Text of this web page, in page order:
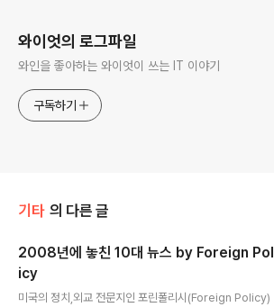
와이엇의 로그파일
와인을 좋아하는 와이엇이 쓰는 IT 이야기
구독하기
기타 의 다른 글
2008년에 놓친 10대 뉴스 by Foreign Pol
icy
미국의 정치,외교 전문지인 포린폴리시(Foreign Policy)